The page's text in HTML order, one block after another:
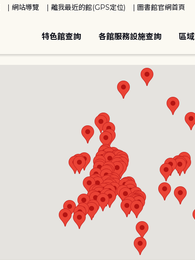
網站導覽 離我最近的館(GPS定位) 圖書館官網首頁
特色館查詢 各館服務設施查詢 區